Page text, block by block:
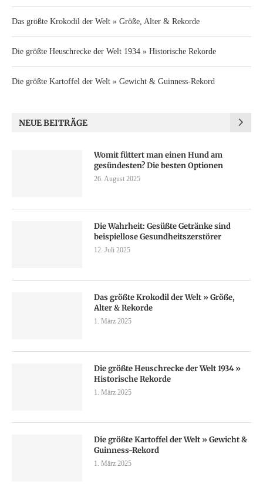
Das größte Krokodil der Welt » Größe, Alter & Rekorde
Die größte Heuschrecke der Welt 1934 » Historische Rekorde
Die größte Kartoffel der Welt » Gewicht & Guinness-Rekord
NEUE BEITRÄGE
Womit füttert man einen Hund am
gesündesten? Die besten Optionen
26. August 2025
Die Wahrheit: Gesüßte Getränke sind
beispiellose Gesundheitszerstörer
12. Juli 2025
Das größte Krokodil der Welt » Größe,
Alter & Rekorde
1. März 2025
Die größte Heuschrecke der Welt 1934 »
Historische Rekorde
1. März 2025
Die größte Kartoffel der Welt » Gewicht &
Guinness-Rekord
1. März 2025